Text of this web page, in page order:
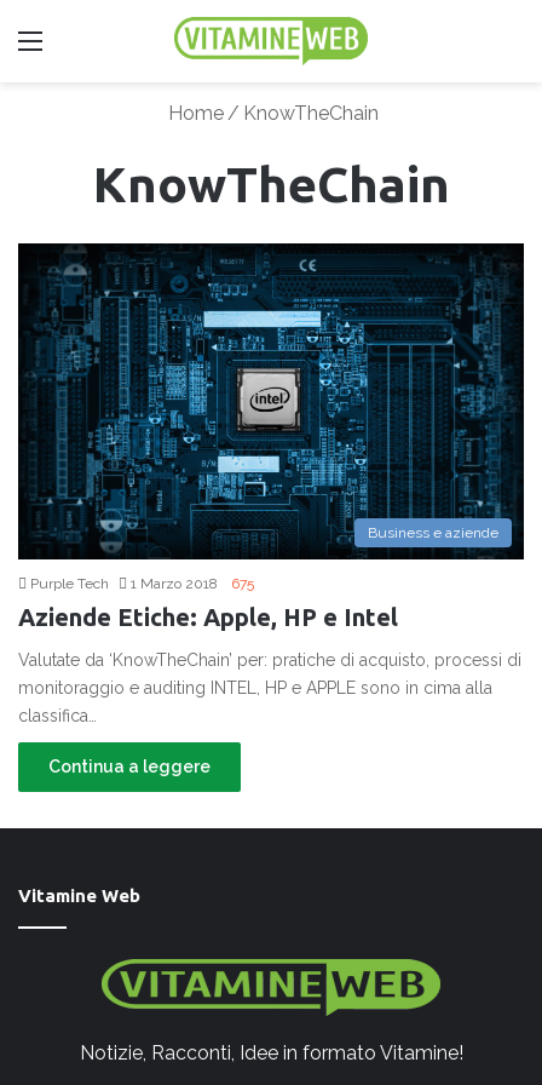
Home / KnowTheChain
KnowTheChain
Business e aziende
Purple Tech 1 Marzo 2018 675
Aziende Etiche: Apple, HP e Intel
Valutate da ‘KnowTheChain’ per: pratiche di acquisto, processi di
monitoraggio e auditing INTEL, HP e APPLE sono in cima alla
classifica…
Continua a leggere
Vitamine Web
Notizie, Racconti, Idee in formato Vitamine!